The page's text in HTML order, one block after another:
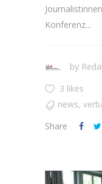
Konferenz...
by
3 likes
news,
Share